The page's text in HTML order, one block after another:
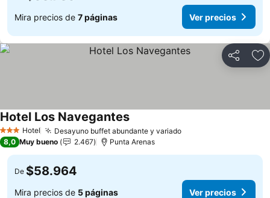
Mira precios de 7 páginas Ver precios
Compartir
3 Estrellas
Hotel Desayuno buffet abundante y variadoVer precios
Hotel Los NavegantesVer precios
8,0 Muy bueno 2.467 Punta Arenas
De $58.964
Mira precios de 5 páginas Ver precios